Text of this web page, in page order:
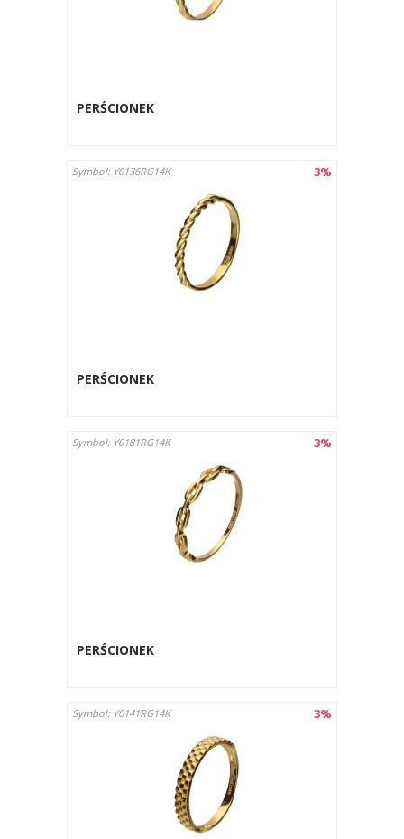
PERŚCIONEK
3%
Symbol: Y0136RG14K
PERŚCIONEK
3%
Symbol: Y0181RG14K
PERŚCIONEK
3%
Symbol: Y0141RG14K